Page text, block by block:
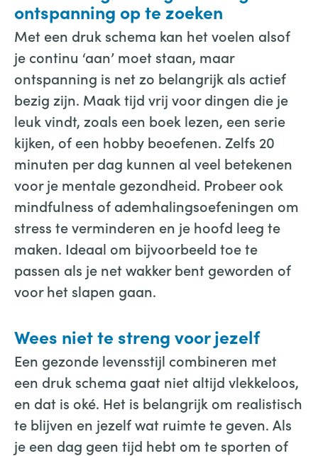
ontspanning op te zoeken
Met een druk schema kan het voelen alsof
je continu ‘aan’ moet staan, maar
ontspanning is net zo belangrijk als actief
bezig zijn. Maak tijd vrij voor dingen die je
leuk vindt, zoals een boek lezen, een serie
kijken, of een hobby beoefenen. Zelfs 20
minuten per dag kunnen al veel betekenen
voor je mentale gezondheid. Probeer ook
mindfulness of ademhalingsoefeningen om
stress te verminderen en je hoofd leeg te
maken. Ideaal om bijvoorbeeld toe te
passen als je net wakker bent geworden of
voor het slapen gaan.
Wees niet te streng voor jezelf
Een gezonde levensstijl combineren met
een druk schema gaat niet altijd vlekkeloos,
en dat is oké. Het is belangrijk om realistisch
te blijven en jezelf wat ruimte te geven. Als
je een dag geen tijd hebt om te sporten of